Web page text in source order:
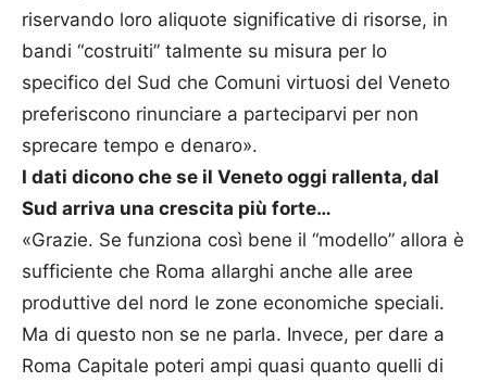
riservando loro aliquote significative di risorse, in
bandi “costruiti” talmente su misura per lo
specifico del Sud che Comuni virtuosi del Veneto
preferiscono rinunciare a parteciparvi per non
sprecare tempo e denaro».
I dati dicono che se il Veneto oggi rallenta, dal
Sud arriva una crescita più forte…
«Grazie. Se funziona così bene il “modello” allora è
sufficiente che Roma allarghi anche alle aree
produttive del nord le zone economiche speciali.
Ma di questo non se ne parla. Invece, per dare a
Roma Capitale poteri ampi quasi quanto quelli di